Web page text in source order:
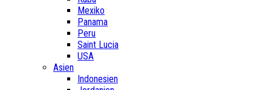
Mexiko
Panama
Peru
Saint Lucia
USA
Asien
Indonesien